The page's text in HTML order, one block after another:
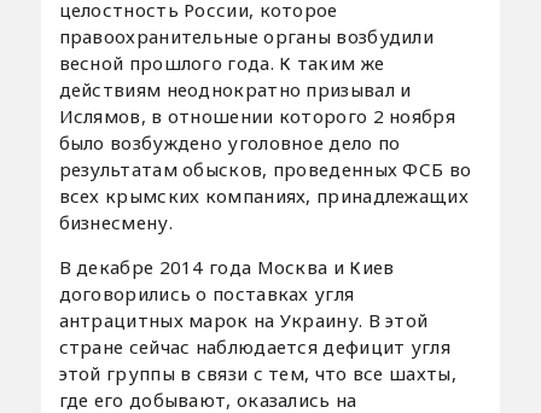
целостность России, которое
правоохранительные органы возбудили
весной прошлого года. К таким же
действиям неоднократно призывал и
Ислямов, в отношении которого 2 ноября
было возбуждено уголовное дело по
результатам обысков, проведенных ФСБ во
всех крымских компаниях, принадлежащих
бизнесмену.
В декабре 2014 года Москва и Киев
договорились о поставках угля
антрацитных марок на Украину. В этой
стране сейчас наблюдается дефицит угля
этой группы в связи с тем, что все шахты,
где его добывают, оказались на